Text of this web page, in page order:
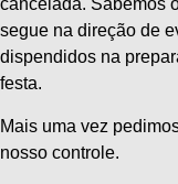
cancelada. Sabemos
segue na direção de
dispendidos na
festa.
Mais uma vez
nosso controle.